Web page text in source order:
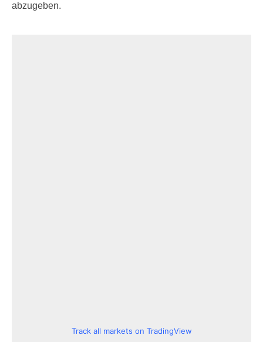
abzugeben.
Track all markets on TradingView